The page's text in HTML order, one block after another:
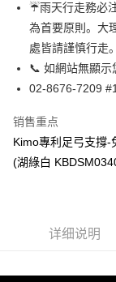
4. 下訂完成後，您的
AFTEE APP推播通知
5. 收到商品當下無需
APP於四大便利商店
有最長 45 天內付款之
繳費期限，為商家向
出。使用AFTEE下訂
商品與否，仍需要請
之上限額度
2. 結帳金額須大於
运送方式
全家取貨付款
每笔NT$60，满
7-11取貨付款
每笔NT$60，满
宅配
每笔NT$90，满
☔雨天行走務必
為首要原則。大
處皆請謹慎行走。
📞 如網站無顯示
02-8676-7209
销售重点
Kimo專利足弓支撐-
(湖綠白
详细说明